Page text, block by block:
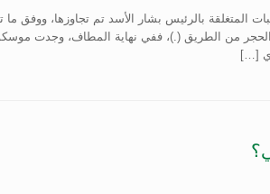
المتغلقة بالرئيس بشار الأسد تم تجاوزها، ووفق ما
من الطريق (.)، ففي نهاية المطاف، وجدت
[…]